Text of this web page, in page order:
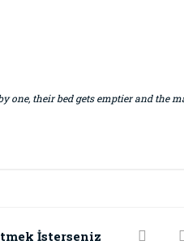
their bed gets emptier and the
İsterseniz